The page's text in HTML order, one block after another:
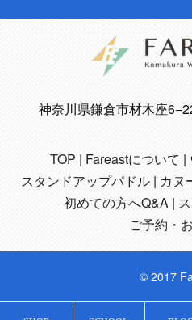
神奈川県鎌倉市材木座
TOP Fareastについて
スタンドアップパドル
カヌ
初めての方へQ&A
ご予約・
© 2017